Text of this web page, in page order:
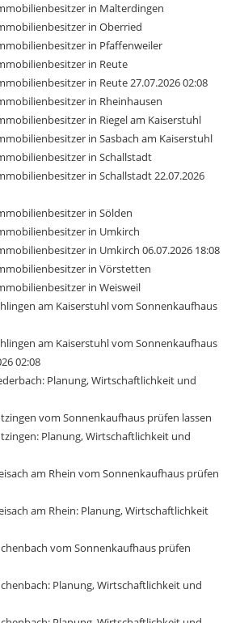
in Malterdingen
in Oberried
in Pfaffenweiler
in Reute
in Reute 27.07.2026 02:08
in Rheinhausen
in Riegel am Kaiserstuhl
in Sasbach am Kaiserstuhl
in Schallstadt
in Schallstadt 22.07.2026
in Sölden
in Umkirch
in Umkirch 06.07.2026 18:08
in Vörstetten
in Weisweil
am Kaiserstuhl vom Sonnenkaufhaus
am Kaiserstuhl vom Sonnenkaufhaus
02:08
Planung, Wirtschaftlichkeit und
vom Sonnenkaufhaus prüfen lassen
Planung, Wirtschaftlichkeit und
am Rhein vom Sonnenkaufhaus prüfen
am Rhein: Planung, Wirtschaftlichkeit
vom Sonnenkaufhaus prüfen
Planung, Wirtschaftlichkeit und